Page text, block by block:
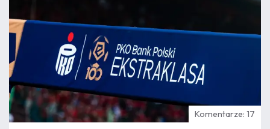
14:03
Komentarze: 17